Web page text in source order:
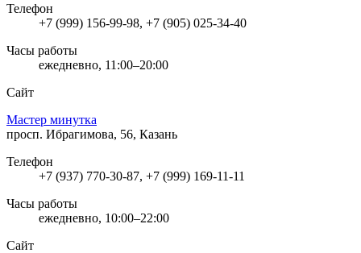
Телефон
+7 (999) 156-99-98, +7 (905) 025-34-40
Часы работы
ежедневно, 11:00–20:00
Сайт
Мастер минутка
просп. Ибрагимова, 56, Казань
Телефон
+7 (937) 770-30-87, +7 (999) 169-11-11
Часы работы
ежедневно, 10:00–22:00
Сайт